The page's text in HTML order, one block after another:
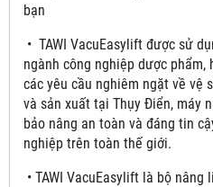
bạn
• TAWI VacuEasylift được sử
ngành công nghiệp dược
các yêu cầu nghiêm ngặt về vệ
và sản xuất tại Thụy Điển, máy
bảo nâng an toàn và đáng tin
nghiệp trên toàn thế giới.
• TAWI VacuEasylift là bộ